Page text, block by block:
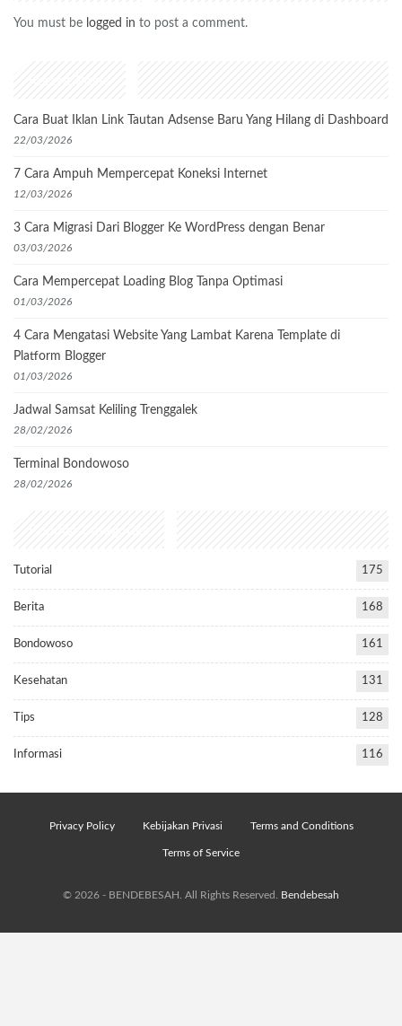
You must be logged in to post a comment.
Recent Posts
Cara Buat Iklan Link Tautan Adsense Baru Yang Hilang di Dashboard
22/03/2026
7 Cara Ampuh Mempercepat Koneksi Internet
12/03/2026
3 Cara Migrasi Dari Blogger Ke WordPress dengan Benar
03/03/2026
Cara Mempercepat Loading Blog Tanpa Optimasi
01/03/2026
4 Cara Mengatasi Website Yang Lambat Karena Template di
Platform Blogger
01/03/2026
Jadwal Samsat Keliling Trenggalek
28/02/2026
Terminal Bondowoso
28/02/2026
Popular Categories
Tutorial 175
Berita 168
Bondowoso 161
Kesehatan 131
Tips 128
Informasi 116
Privacy Policy Kebijakan Privasi Terms and Conditions
Terms of Service
© 2026 - BENDEBESAH. All Rights Reserved. Bendebesah